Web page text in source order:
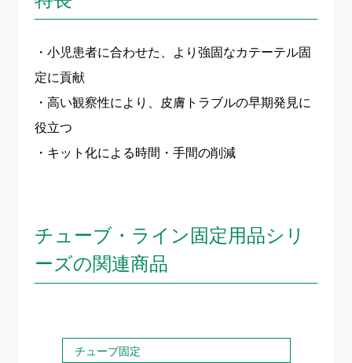
・小児患者に合わせた、より強固なカテーテル固
定に貢献
・高い観察性により、皮膚トラブルの早期発見に
役立つ
・キット化による時間・手間の削減
チューブ・ライン固定用品シリ
ーズの関連商品
チューブ固定